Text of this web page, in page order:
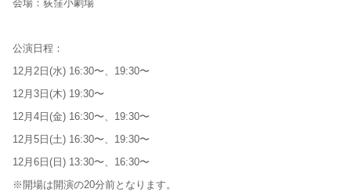
会場：荻窪小劇場
公演日程：
12月2日(水) 16:30〜、19:30〜
12月3日(木) 19:30〜
12月4日(金) 16:30〜、19:30〜
12月5日(土) 16:30〜、19:30〜
12月6日(日) 13:30〜、16:30〜
※開場は開演の20分前となります。